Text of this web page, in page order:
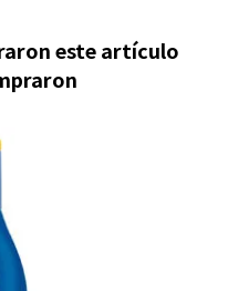
este artículo